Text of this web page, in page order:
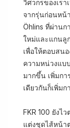
วิศวกรของเร
จากรุ่นก่อนหน้
Öhlins ที่ผ่าน
ใหม่และแกนลู
เพื่อให้ตอบสน
ความหน่วงแบ
มากขึ้น เพิ่มก
เดียวกันก็เพิ่ม
FKR 100 ยังไ
แต่งชุดไส้หน้า